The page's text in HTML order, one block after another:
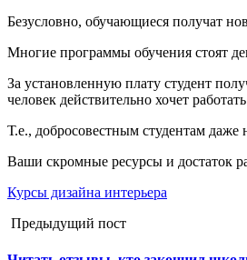
Безусловно, обучающиеся получат
Многие программы обучения стоят
За установленную плату студент
человек действительно хочет
Т.е., добросовестным студентам
Ваши скромные ресурсы и достаток
Курсы дизайна интерьера
Предыдущий пост